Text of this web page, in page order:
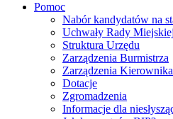
Pomoc
Nabór kandydatów na
Uchwały Rady Miejskiej
Struktura Urzędu
Zarządzenia Burmistrza
Zarządzenia
Dotacje
Zgromadzenia
Informacje dla